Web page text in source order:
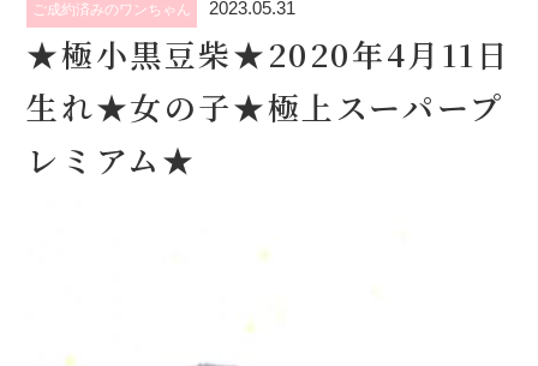
ご成約済みのワンちゃん 2023.05.31
★極小黒豆柴★2020年4月11日
生れ★女の子★極上スーパープ
レミアム★